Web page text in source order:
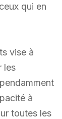
qui en
vise à
les
à
toutes les